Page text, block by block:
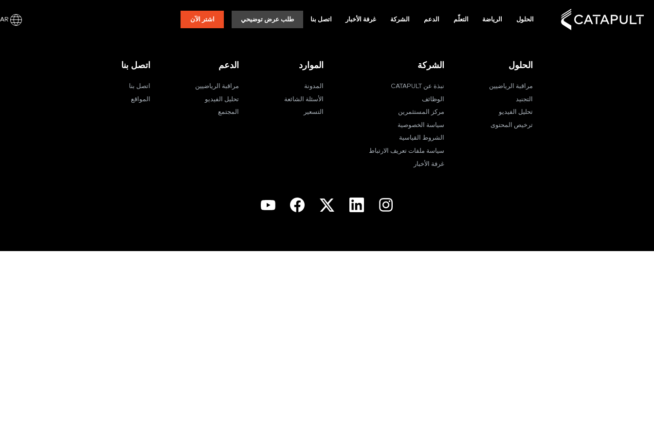
الحلول الرياضة التعلّم الدعم الشركة غرفة الأخبار اتصل بنا طلب عرض توضيحي اشتر الآن
الحلول
مراقبة الرياضيين
التجنيد
تحليل الفيديو
ترخيص المحتوى
الشركة
نبذة عن CATAPULT
الوظائف
مركز المستثمرين
سياسة الخصوصية
الشروط القياسية
سياسة ملفات تعريف الارتباط
غرفة الأخبار
الموارد
المدونة
الأسئلة الشائعة
التسعير
الدعم
مراقبة الرياضيين
تحليل الفيديو
المجتمع
اتصل بنا
اتصل بنا
المواقع